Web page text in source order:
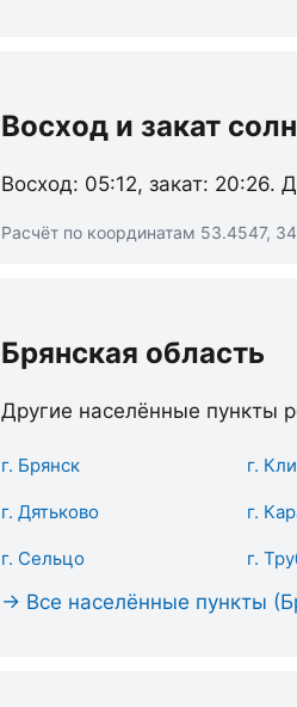
Восход и закат
Восход: 05:12, закат: 20:26.
Расчёт по координатам 53.4547,
Брянская область
Другие населённые пункты
г. Брянск г.
г. Дятьково г.
г. Сельцо г.
→ Все населённые пункты